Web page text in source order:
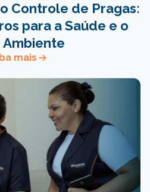
Controle de Pragas:
para a Saúde e o
Ambiente
mais